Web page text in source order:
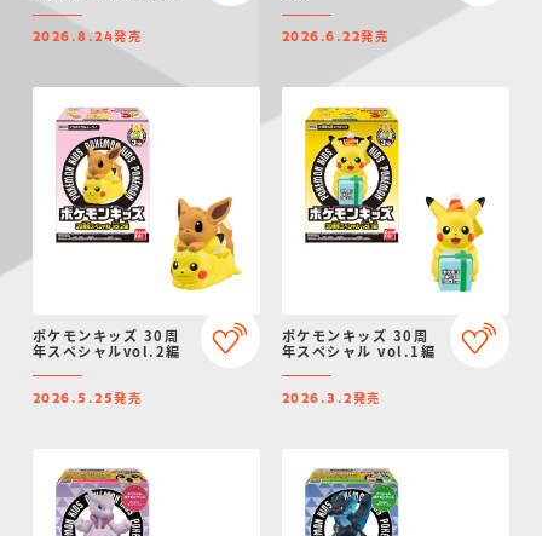
2026.8.24発売 2026.6.22発売
ポケモンキッズ 30周
年スペシャルvol.2編
2026.5.25発売
ポケモンキッズ 30周
年スペシャル vol.1編
2026.3.2発売